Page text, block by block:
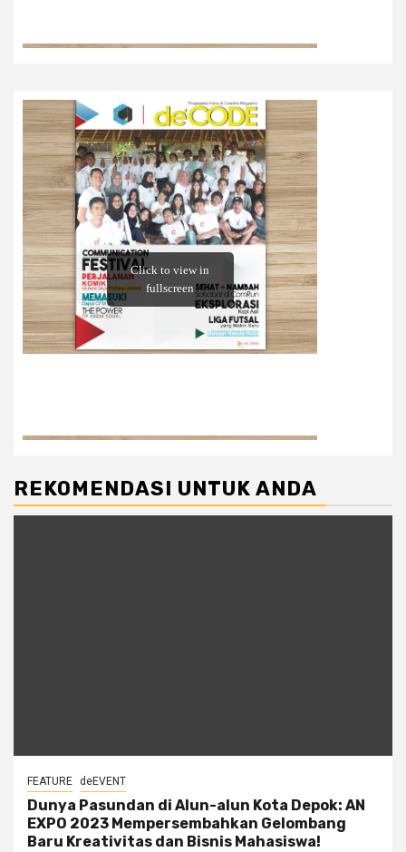
REKOMENDASI UNTUK ANDA
FEATURE deEVENT
Dunya Pasundan di Alun-alun Kota Depok: AN
EXPO 2023 Mempersembahkan Gelombang
Baru Kreativitas dan Bisnis Mahasiswa!